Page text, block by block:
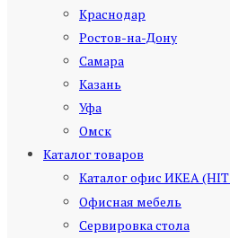
Краснодар
Ростов-на-Дону
Самара
Казань
Уфа
Омск
Каталог товаров
Каталог офис ИКЕА (HIT
Офисная мебель
Сервировка стола